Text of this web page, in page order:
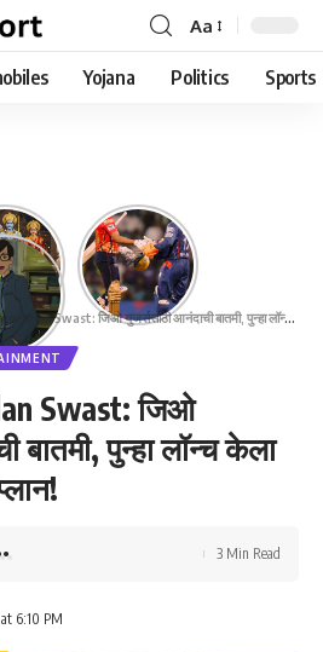
Font
Resizer
Aa
Yojana Politics Sports
Swast: जिओ युजर्ससाठी आनंदाची बातमी, पुन्हा लॉन्च केला स्वस्त आणि मस्त प्लान!
Swast: जिओ
बातमी, पुन्हा लॉन्च केला
6:10 PM
3 Min Read